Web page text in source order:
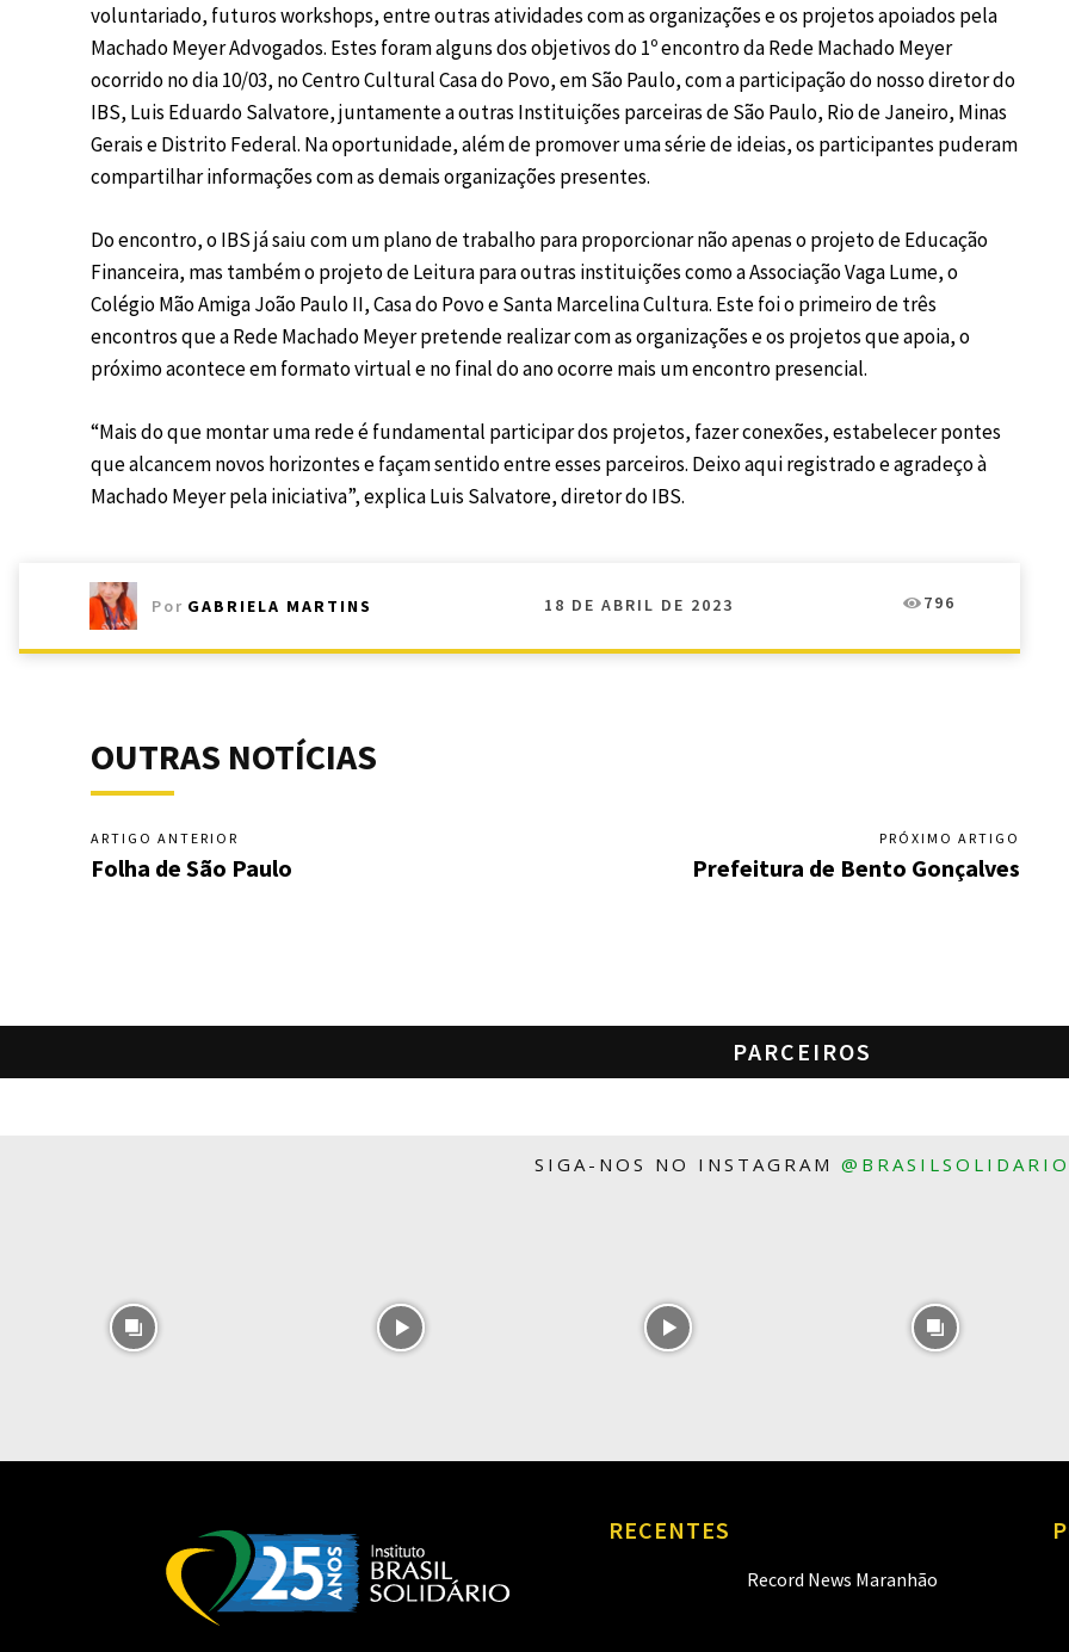
voluntariado, futuros workshops, entre outras atividades com as organizações e os projetos apoiados pela
Machado Meyer Advogados. Estes foram alguns dos objetivos do 1º encontro da Rede Machado Meyer
ocorrido no dia 10/03, no Centro Cultural Casa do Povo, em São Paulo, com a participação do nosso diretor do
IBS, Luis Eduardo Salvatore, juntamente a outras Instituições parceiras de São Paulo, Rio de Janeiro, Minas
Gerais e Distrito Federal. Na oportunidade, além de promover uma série de ideias, os participantes puderam
compartilhar informações com as demais organizações presentes.
Do encontro, o IBS já saiu com um plano de trabalho para proporcionar não apenas o projeto de Educação
Financeira, mas também o projeto de Leitura para outras instituições como aAssociação Vaga Lume, o
Colégio Mão Amiga João Paulo II,Casa do PovoeSanta Marcelina Cultura. Este foi o primeiro de três
encontros que a Rede Machado Meyer pretende realizar com as organizações e os projetos que apoia, o
próximo acontece em formato virtual e no final do ano ocorre mais um encontro presencial.
“Mais do que montar uma rede é fundamental participar dos projetos, fazer conexões, estabelecer pontes
que alcancem novos horizontes e façam sentido entre esses parceiros. Deixo aqui registrado e agradeço à
Machado Meyer pela iniciativa”, explica Luis Salvatore, diretor do IBS.
Por GABRIELA MARTINS 18 DE ABRIL DE 2023 796
OUTRAS NOTÍCIAS
ARTIGO ANTERIOR
Folha de São Paulo
PRÓXIMO ARTIGO
Prefeitura de Bento Gonçalves
PARCEIROS
SIGA-NOS NO INSTAGRAM @BRASILSOLIDARIO
RECENTES
Record News Maranhão